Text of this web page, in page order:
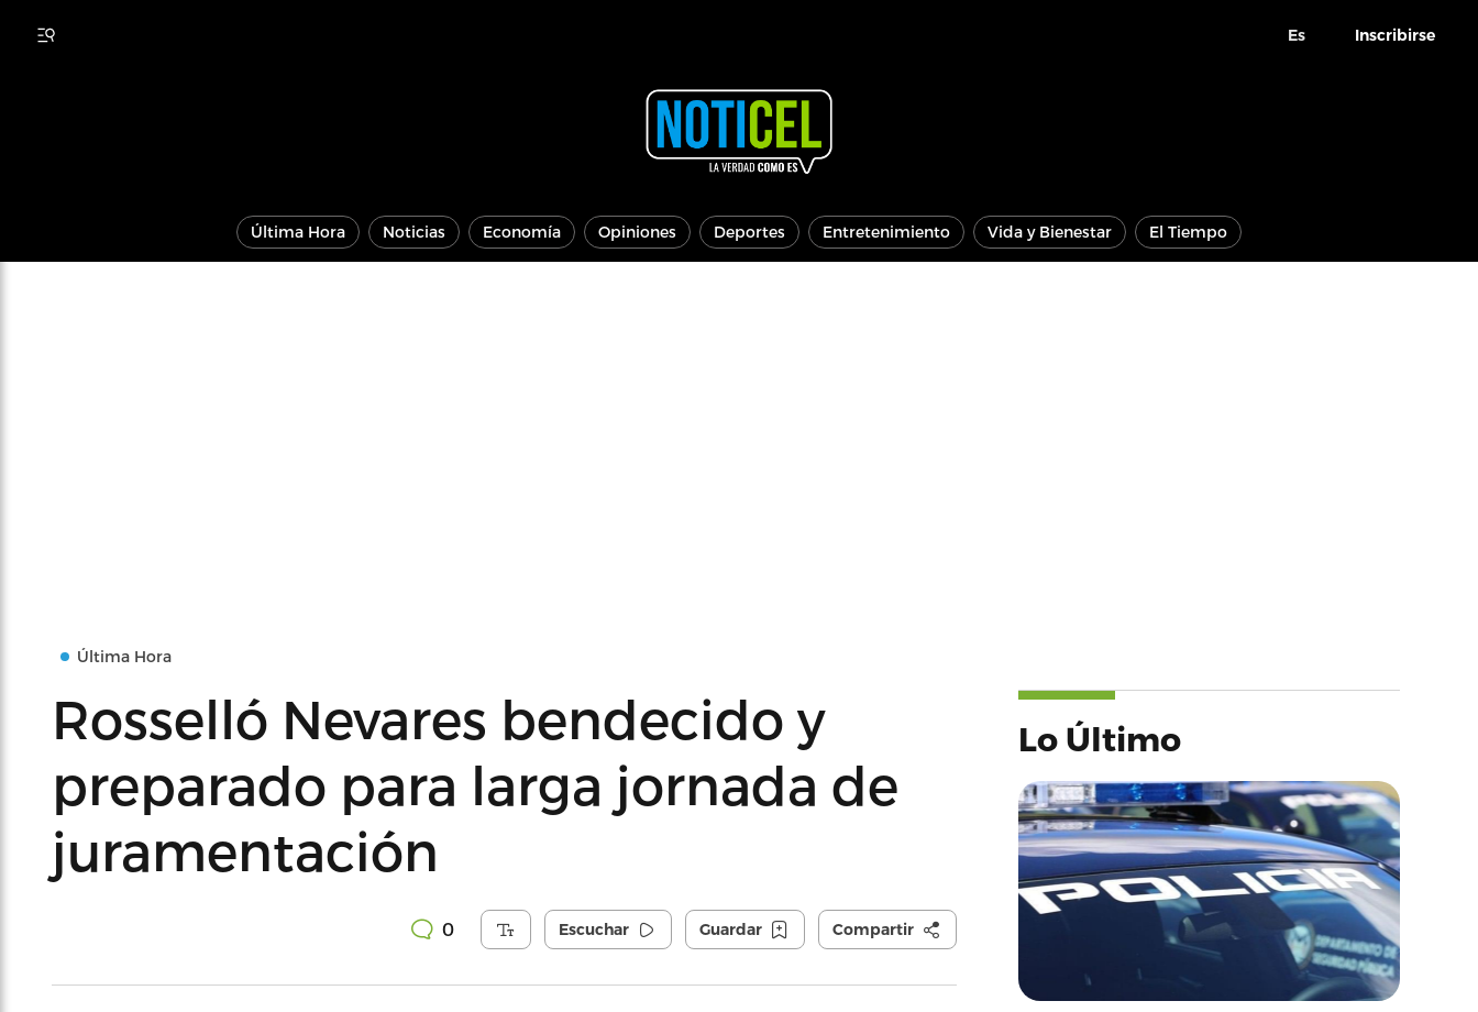
Es Inscribirse
Última Hora Noticias Economía Opiniones Deportes Entretenimiento Vida y Bienestar El Tiempo
Última Hora
Rosselló Nevares bendecido y
preparado para larga jornada de
juramentación
0 Escuchar Guardar Compartir
Lo Último